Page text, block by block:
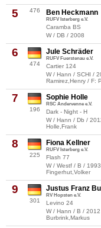
5 476 Ben Heckmann
RUFV Isterberg e.V.
Caramba BS
W / DB / 2008
6
474
Jule Schräder
RUFV Fuerstenau e.V.
Cartier 124
W / Hann / SCHI /
Ramirez,Henry / F:
7
196
Sophie Holle
RSC Andervenne e.V.
Dark - Night - H
W / Hann / Db /
Holle,Frank
8
225
Fiona Kellner
RUFV Isterberg e.V.
Flash 77
W / Westf / B /
Fingerhut,Volker
9
301
Justus Franz
RV Hopsten e.V.
Levino 24
W / Hann / B /
Burbrink,Markus